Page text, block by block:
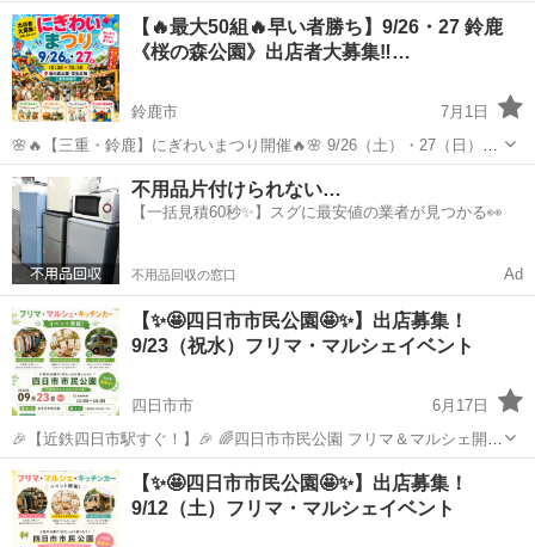
ッチンカー開催🌈 三重県四日市市で大人気✨ **『四日市市民公園』**
にて、フリーマーケット＆マルシェ＆キッチンカーイベントを開催し
ます！ 週...
三重 四日市市 フリーマーケット キッチンカー
【🔥最大50組🔥早い者勝ち】9/26・27 鈴鹿
《桜の森公園》出店者大募集‼️…
鈴鹿市
7月1日
🌸🔥【三重・鈴鹿】にぎわいまつり開催🔥🌸 9/26（土）・27（日）開
催‼️ 桜の森公園で大人気イベントを開催します♪ 👉ファミリー来場多
数 👉滞在時間が長く販売しやすい 👉子どもから大人まで楽しめるイ
ベン...
三重 鈴鹿市 フリーマーケット
不用品片付けられない…
【一括見積60秒✨】スグに最安値の業者が見つかる👀
不用品回収の窓口 Ad
【✨🤩四日市市民公園🤩✨】出店募集！
9/23（祝水）フリマ・マルシェイベント
四日市市
6月17日
🎉【近鉄四日市駅すぐ！】🎉 🌈四日市市民公園 フリマ＆マルシェ開催
🌈 三重県四日市市で大人気✨ **『四日市市民公園』**にて にぎわい抜
群の【フリマ＆マルシェ】を開催します！ お買い物ついでに👣 お散
歩...
三重 四日市市 フリーマーケット マルシェ
【✨🤩四日市市民公園🤩✨】出店募集！
9/12（土）フリマ・マルシェイベント